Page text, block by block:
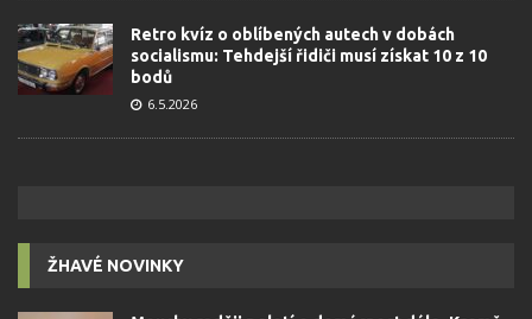
Retro kvíz o oblíbených autech v dobách
socialismu: Tehdejší řidiči musí získat 10 z 10
bodů
6.5.2026
ŽHAVÉ NOVINKY